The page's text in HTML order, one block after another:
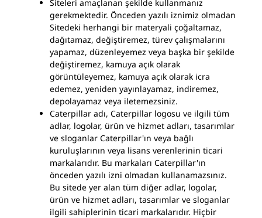
Siteleri amaçlanan şekilde kullanmanız
gerekmektedir. Önceden yazılı iznimiz olmadan
Sitedeki herhangi bir materyali çoğaltamaz,
dağıtamaz, değiştiremez, türev çalışmalarını
yapamaz, düzenleyemez veya başka bir şekilde
değiştiremez, kamuya açık olarak
görüntüleyemez, kamuya açık olarak icra
edemez, yeniden yayınlayamaz, indiremez,
depolayamaz veya iletemezsiniz.
Caterpillar adı, Caterpillar logosu ve ilgili tüm
adlar, logolar, ürün ve hizmet adları, tasarımlar
ve sloganlar Caterpillar'ın veya bağlı
kuruluşlarının veya lisans verenlerinin ticari
markalarıdır. Bu markaları Caterpillar'ın
önceden yazılı izni olmadan kullanamazsınız.
Bu sitede yer alan tüm diğer adlar, logolar,
ürün ve hizmet adları, tasarımlar ve sloganlar
ilgili sahiplerinin ticari markalarıdır. Hiçbir